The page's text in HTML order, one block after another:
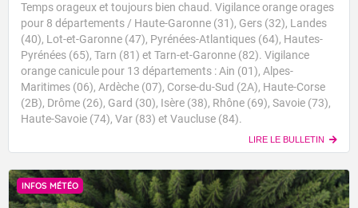
Temps orageux et toujours bien chaud. Vigilance orange orages
pour 8 départements / Haute-Garonne (31), Gers (32), Landes
(40), Lot-et-Garonne (47), Pyrénées-Atlantiques (64), Hautes-
Pyrénées (65), Tarn (81) et Tarn-et-Garonne (82). Vigilance
orange canicule pour 13 départements : Ain (01), Alpes-
Maritimes (06), Ardèche (07), Corse-du-Sud (2A), Haute-Corse
(2B), Drôme (26), Gard (30), Isère (38), Rhône (69), Savoie (73),
Haute-Savoie (74), Var (83) et Vaucluse (84).
LIRE LE BULLETIN
INFOS MÉTÉO